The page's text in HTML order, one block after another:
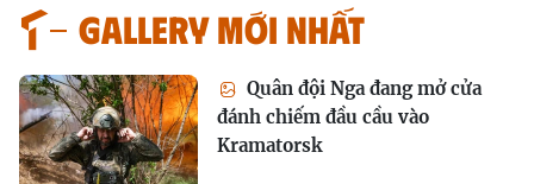
GALLERY MỚI NHẤT
Quân đội Nga đang mở cửa
đánh chiếm đầu cầu vào
Kramatorsk